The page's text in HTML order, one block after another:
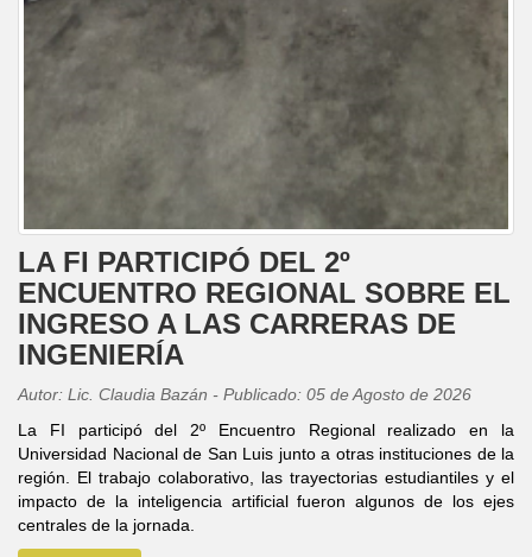
LA FI PARTICIPÓ DEL 2º
ENCUENTRO REGIONAL SOBRE EL
INGRESO A LAS CARRERAS DE
INGENIERÍA
Autor: Lic. Claudia Bazán - Publicado: 05 de Agosto de 2026
La FI participó del 2º Encuentro Regional realizado en la
Universidad Nacional de San Luis junto a otras instituciones de la
región. El trabajo colaborativo, las trayectorias estudiantiles y el
impacto de la inteligencia artificial fueron algunos de los ejes
centrales de la jornada.